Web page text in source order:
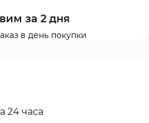
за 2 дня
в день покупки
24 часа